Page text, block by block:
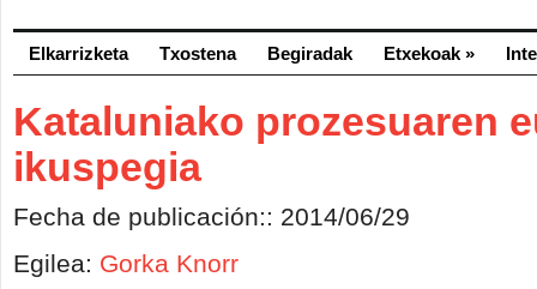
Elkarrizketa Txostena Begiradak Etxekoak »
Kataluniako prozesuaren
ikuspegia
Fecha de publicación:: 2014/06/29
Egilea: Gorka Knorr